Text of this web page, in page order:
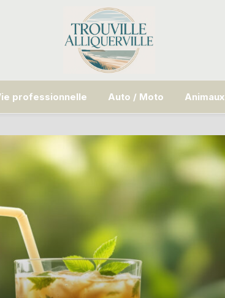
professionnelle Auto / Moto Animaux